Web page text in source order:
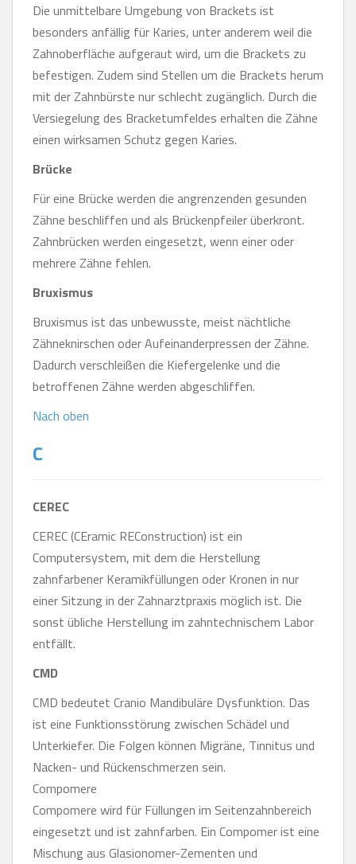
Die unmittelbare Umgebung von Brackets ist
besonders anfällig für Karies, unter anderem weil die
Zahnoberfläche aufgeraut wird, um die Brackets zu
befestigen. Zudem sind Stellen um die Brackets herum
mit der Zahnbürste nur schlecht zugänglich. Durch die
Versiegelung des Bracketumfeldes erhalten die Zähne
einen wirksamen Schutz gegen Karies.
Brücke
Für eine Brücke werden die angrenzenden gesunden
Zähne beschliffen und als Brückenpfeiler überkront.
Zahnbrücken werden eingesetzt, wenn einer oder
mehrere Zähne fehlen.
Bruxismus
Bruxismus ist das unbewusste, meist nächtliche
Zähneknirschen oder Aufeinanderpressen der Zähne.
Dadurch verschleißen die Kiefergelenke und die
betroffenen Zähne werden abgeschliffen.
Nach oben
C
CEREC
CEREC (CEramic REConstruction) ist ein
Computersystem, mit dem die Herstellung
zahnfarbener Keramikfüllungen oder Kronen in nur
einer Sitzung in der Zahnarztpraxis möglich ist. Die
sonst übliche Herstellung im zahntechnischem Labor
entfällt.
CMD
CMD bedeutet Cranio Mandibuläre Dysfunktion. Das
ist eine Funktionsstörung zwischen Schädel und
Unterkiefer. Die Folgen können Migräne, Tinnitus und
Nacken- und Rückenschmerzen sein.
Compomere
Compomere wird für Füllungen im Seitenzahnbereich
eingesetzt und ist zahnfarben. Ein Compomer ist eine
Mischung aus Glasionomer-Zementen und